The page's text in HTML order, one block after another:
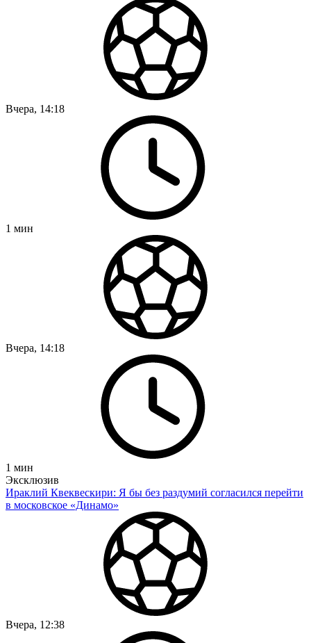
Вчера, 14:18
1 мин
Вчера, 14:18
1 мин
Эксклюзив
Ираклий Квеквескири: Я бы без раздумий согласился перейти
в московское «Динамо»
Вчера, 12:38